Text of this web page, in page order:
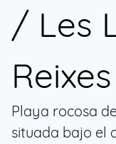
/ Les
Reixes
Playa rocosa
situada bajo el